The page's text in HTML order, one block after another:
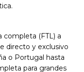
completa (FTL) a
directo y exclusivo
o Portugal hasta
para grandes